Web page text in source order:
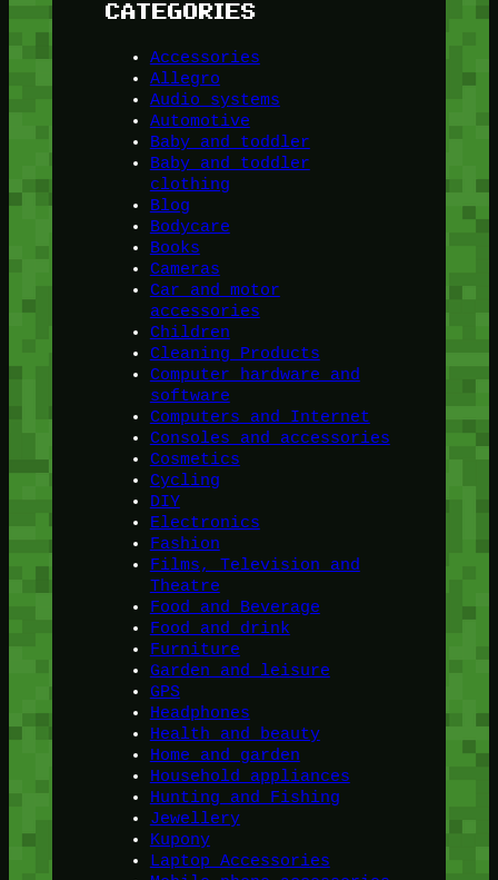
CATEGORIES
Accessories
Allegro
Audio systems
Automotive
Baby and toddler
Baby and toddler
clothing
Blog
Bodycare
Books
Cameras
Car and motor
accessories
Children
Cleaning Products
Computer hardware and
software
Computers and Internet
Consoles and accessories
Cosmetics
Cycling
DIY
Electronics
Fashion
Films, Television and
Theatre
Food and Beverage
Food and drink
Furniture
Garden and leisure
GPS
Headphones
Health and beauty
Home and garden
Household appliances
Hunting and Fishing
Jewellery
Kupony
Laptop Accessories